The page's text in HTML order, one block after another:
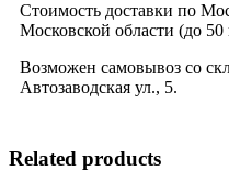
Стоимость доставки по
Московской области (до
Возможен самовывоз со
Автозаводская ул., 5.
Related products